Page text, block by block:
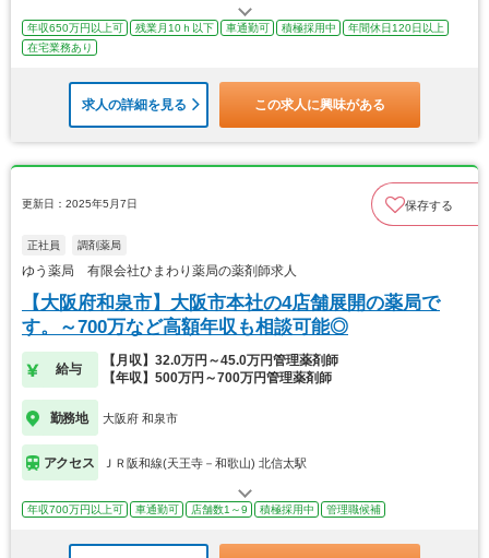
年収650万円以上可 残業月10ｈ以下 車通勤可 積極採用中
年間休日120日以上
在宅業務あり
求人の詳細を見る この求人に興味がある
更新日：2025年5月7日 保存する
正社員 調剤薬局
ゆう薬局 有限会社ひまわり薬局の薬剤師求人
【大阪府和泉市】大阪市本社の4店舗展開の薬局で
す。～700万など高額年収も相談可能◎
給与
【月収】32.0万円～45.0万円管理薬剤師
【年収】500万円～700万円管理薬剤師
勤務地 大阪府 和泉市
アクセス ＪＲ阪和線(天王寺－和歌山) 北信太駅
年収700万円以上可 車通勤可 店舗数1～9 積極採用中 管理職候補